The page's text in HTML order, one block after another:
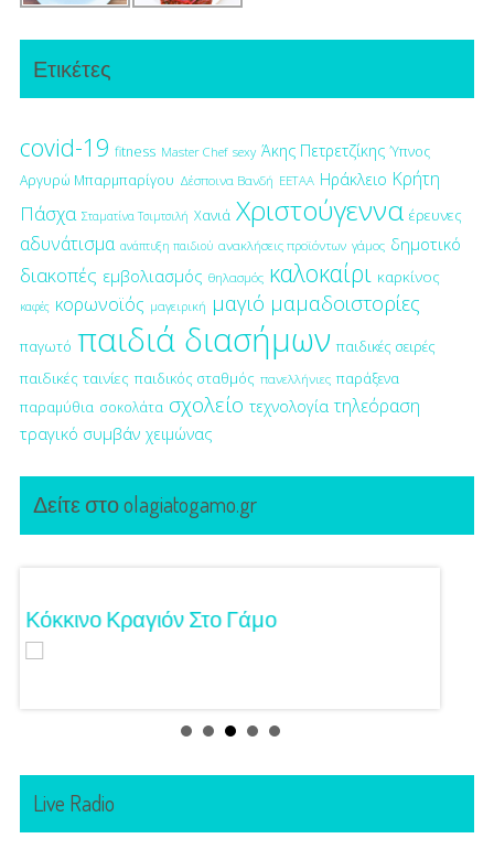
Ετικέτες
covid-19 fitness Master Chef sexy Άκης Πετρετζίκης Ύπνος
Αργυρώ Μπαρμπαρίγου Δέσποινα Βανδή ΕΕΤΑΑ Ηράκλειο Κρήτη
Πάσχα Σταματίνα Τσιμτσιλή Χανιά Χριστούγεννα έρευνες
αδυνάτισμα ανάπτυξη παιδιού ανακλήσεις προϊόντων γάμος δημοτικό
διακοπές εμβολιασμός θηλασμός καλοκαίρι καρκίνος
καφές κορωνοϊός μαγειρική μαγιό μαμαδοιστορίες
παγωτό παιδιά διασήμων παιδικές σειρές
παιδικές ταινίες παιδικός σταθμός πανελλήνιες παράξενα
παραμύθια σοκολάτα σχολείο τεχνολογία τηλεόραση
τραγικό συμβάν χειμώνας
Δείτε στο olagiatogamo.gr
Κόκκινο Κραγιόν Στο Γάμο
Live Radio